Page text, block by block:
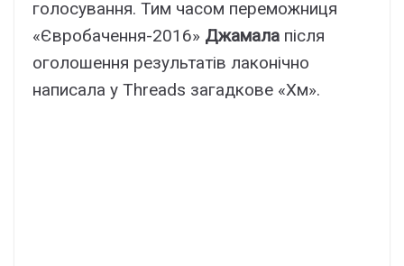
голосування. Тим часом переможниця
«Євробачення-2016» Джамала після
оголошення результатів лаконічно
написала у Threads загадкове «Хм».